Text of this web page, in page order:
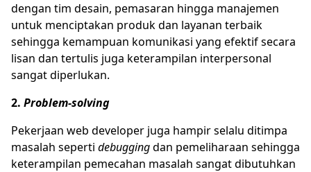
dengan tim desain, pemasaran hingga manajemen
untuk menciptakan produk dan layanan terbaik
sehingga kemampuan komunikasi yang efektif secara
lisan dan tertulis juga keterampilan interpersonal
sangat diperlukan.
2. Problem-solving
Pekerjaan web developer juga hampir selalu ditimpa
masalah seperti debuggingdan pemeliharaan sehingga
keterampilan pemecahan masalah sangat dibutuhkan